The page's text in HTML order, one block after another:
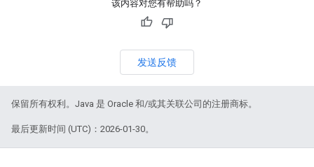
该内容对您有帮助吗？
发送反馈
保留所有权利。Java 是 Oracle 和/或其关联公司的注册商标。
最后更新时间 (UTC)：2026-01-30。